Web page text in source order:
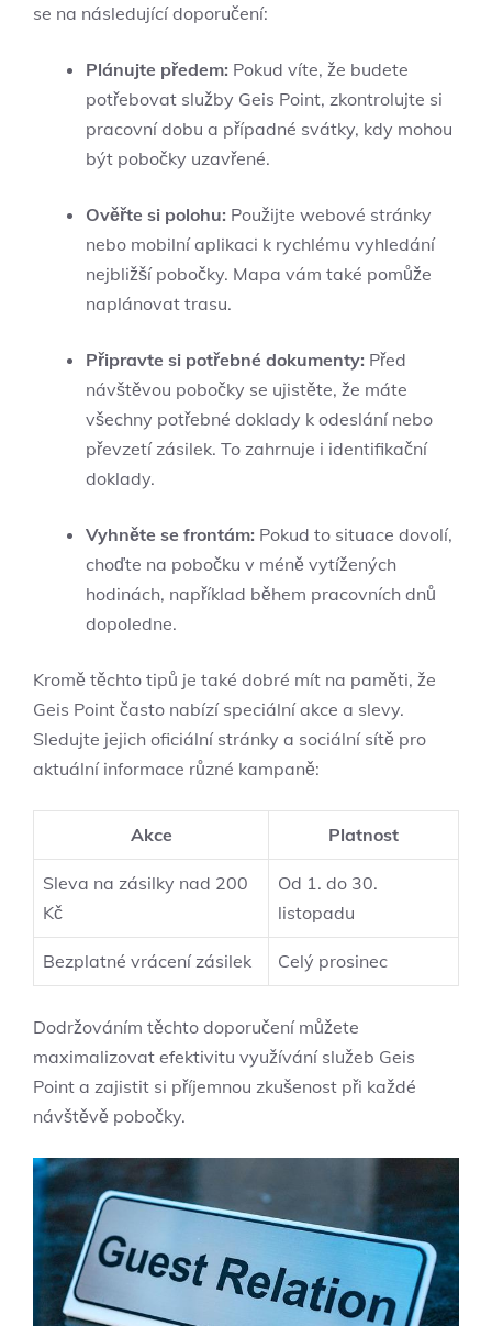
se na následující doporučení:
Plánujte předem: Pokud víte, že budete
potřebovat služby Geis Point, zkontrolujte si
pracovní dobu a případné svátky, kdy mohou
být pobočky uzavřené.
Ověřte si polohu: Použijte webové stránky
nebo mobilní aplikaci k rychlému vyhledání
nejbližší pobočky. Mapa vám také pomůže
naplánovat trasu.
Připravte si potřebné dokumenty: Před
návštěvou pobočky se ujistěte, že máte
všechny potřebné doklady k odeslání nebo
převzetí zásilek. To zahrnuje i identifikační
doklady.
Vyhněte se frontám: Pokud to situace dovolí,
choďte na pobočku v méně vytížených
hodinách, například během pracovních dnů
dopoledne.
Kromě těchto tipů je také dobré mít na paměti, že
Geis Point často nabízí speciální akce a slevy.
Sledujte jejich oficiální stránky a sociální sítě pro
aktuální informace různé kampaně:
Akce Platnost
Sleva na zásilky nad 200
Kč
Od 1. do 30.
listopadu
Bezplatné vrácení zásilek Celý prosinec
Dodržováním těchto doporučení můžete
maximalizovat efektivitu využívání služeb Geis
Point a zajistit si příjemnou zkušenost při každé
návštěvě pobočky.